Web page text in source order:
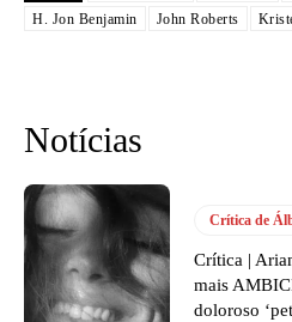
H. Jon Benjamin
John Roberts
Notícias
Crítica de
Crítica |
mais
doloroso